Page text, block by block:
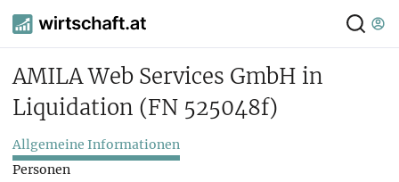
AMILA Web Services GmbH in
Liquidation (FN 525048f)
Allgemeine Informationen
Personen